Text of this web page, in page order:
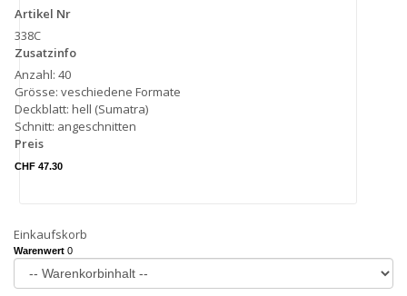
Artikel Nr
338C
Zusatzinfo
Anzahl: 40
Grösse: veschiedene Formate
Deckblatt: hell (Sumatra)
Schnitt: angeschnitten
Preis
CHF 47.30
Einkaufskorb
Warenwert 0